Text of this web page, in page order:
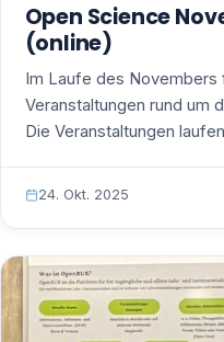
Open Science
(online)
Im Laufe des Novembers
Veranstaltungen rund um
Die Veranstaltungen
24. Okt. 2025